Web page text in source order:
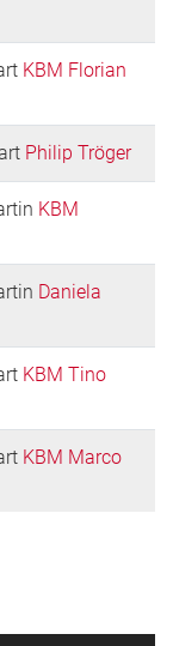
KBM Florian
Philip Tröger
KBM
Daniela
KBM Tino
KBM Marco